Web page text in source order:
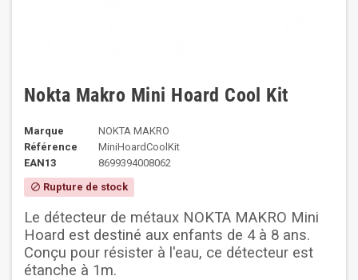
Nokta Makro Mini Hoard Cool Kit
Marque
NOKTA MAKRO
Référence
MiniHoardCoolKit
EAN13
8699394008062
block Rupture de stock
Le détecteur de métaux NOKTA MAKRO Mini
Hoard est destiné aux enfants de 4 à 8 ans.
Conçu pour résister à l'eau, ce détecteur est
étanche à 1m.